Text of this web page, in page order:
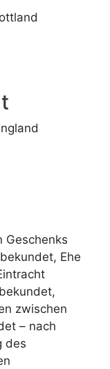
Geschenks
Ehe
zwischen
– nach
des